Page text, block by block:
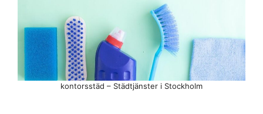
kontorsstäd – Städtjänster i Stockholm